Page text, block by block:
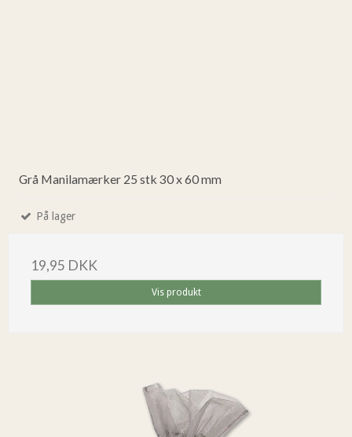
Grå Manilamærker 25 stk 30 x 60 mm
På lager
19,95 DKK
Vis produkt